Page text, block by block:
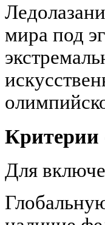
мира под
Критерии
Для